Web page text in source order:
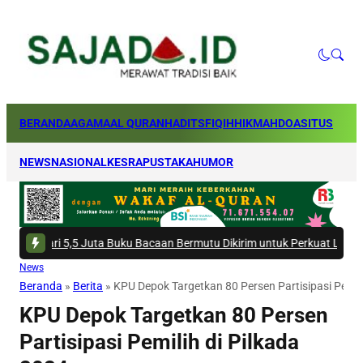
BERANDAAGAMAAL QURANHADITSFIQIHHIKMAHDOASITUS
NEWSNASIONALKESRAPUSTAKAHUMOR
Juta Buku Bacaan Bermutu Dikirim untuk Perkuat Literasi Anak
News
Beranda » Berita » KPU Depok Targetkan 80 Persen Partisipasi
KPU Depok Targetkan 80 Persen
Partisipasi Pemilih di Pilkada